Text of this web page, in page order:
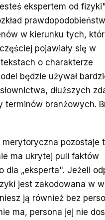
ekspertem od
w kierunku tych,
pojawiały się w
o charakterze
będzie używał
dłuższych
terminów branżowych.
pozostaje
ma ukrytej puli faktów
dla „eksperta". Jeżeli
jest zakodowana w
ją również bez
ma, persona jej nie